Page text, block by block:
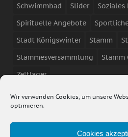
Wir verwenden Cookies, um unsere
optimieren.
Cookies
Schwimmbad
Slider
Soziales
Spirituelle Angebote
Stadt Königswinter
Stamm
Stammesversammlung
Stamm
Zeltlager